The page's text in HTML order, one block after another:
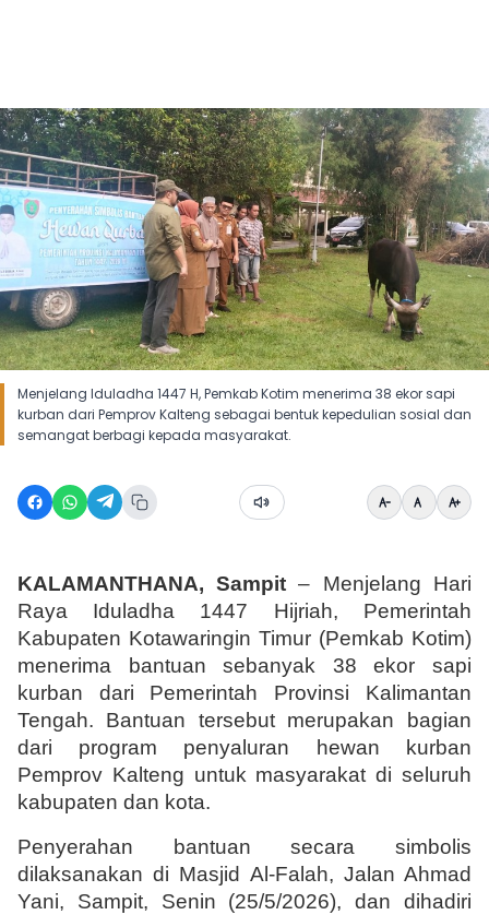
Menjelang Iduladha 1447 H, Pemkab Kotim menerima 38 ekor sapi
kurban dari Pemprov Kalteng sebagai bentuk kepedulian sosial dan
semangat berbagi kepada masyarakat.
KALAMANTHANA, Sampit – Menjelang Hari
Raya Iduladha 1447 Hijriah, Pemerintah
Kabupaten Kotawaringin Timur (Pemkab Kotim)
menerima bantuan sebanyak 38 ekor sapi
kurban dari Pemerintah Provinsi Kalimantan
Tengah. Bantuan tersebut merupakan bagian
dari program penyaluran hewan kurban
Pemprov Kalteng untuk masyarakat di seluruh
kabupaten dan kota.
Penyerahan bantuan secara simbolis
dilaksanakan di Masjid Al-Falah, Jalan Ahmad
Yani, Sampit, Senin (25/5/2026), dan dihadiri